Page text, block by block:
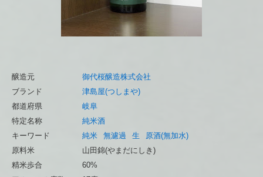
醸造元
御代桜醸造株式会社
ブランド
津島屋(つしまや)
都道府県
岐阜
特定名称
純米酒
キーワード
純米 無濾過 生
原酒(無加水)
原料米
山田錦(やまだにしき)
精米歩合
60%